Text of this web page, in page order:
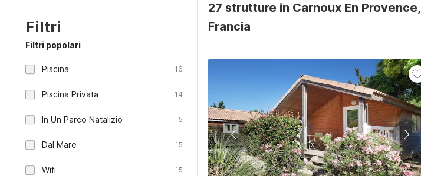
Filtri
Filtri popolari
Piscina 16
Piscina Privata 14
In Un Parco Natalizio 5
Dal Mare 15
Wifi 15
27 strutture in Carnoux En Provence,
Francia